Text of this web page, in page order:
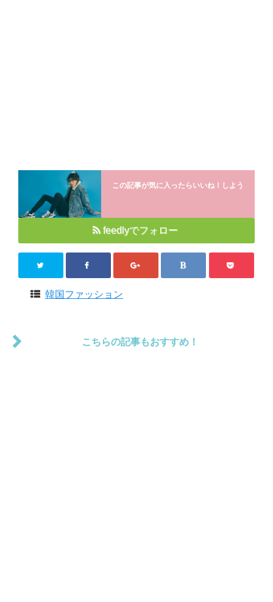
この記事が気に入ったらいいね！しよう
feedlyでフォロー
韓国ファッション
こちらの記事もおすすめ！